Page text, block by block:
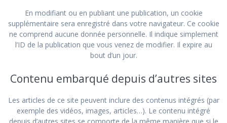
En modifiant ou en publiant une publication, un cookie
supplémentaire sera enregistré dans votre navigateur. Ce cookie
ne comprend aucune donnée personnelle. Il indique simplement
l’ID de la publication que vous venez de modifier. Il expire au
bout d’un jour.
Contenu embarqué depuis d’autres sites
Les articles de ce site peuvent inclure des contenus intégrés (par
exemple des vidéos, images, articles…). Le contenu intégré